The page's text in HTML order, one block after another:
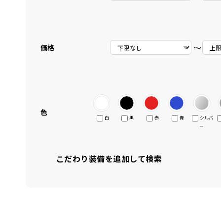
価格 〜
色
白 黒 赤 青
シルバ
ー
こだわり装備を追加して検索